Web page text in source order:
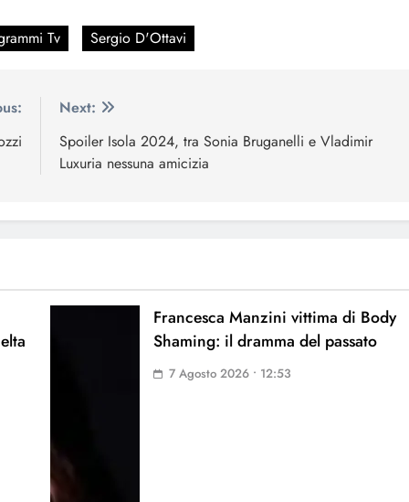
Tv Sergio D'Ottavi
Next:
Spoiler Isola 2024, tra Sonia Bruganelli e Vladimir
Luxuria nessuna amicizia
Francesca Manzini vittima di Body
Shaming: il dramma del passato
7 Agosto 2026 • 12:53